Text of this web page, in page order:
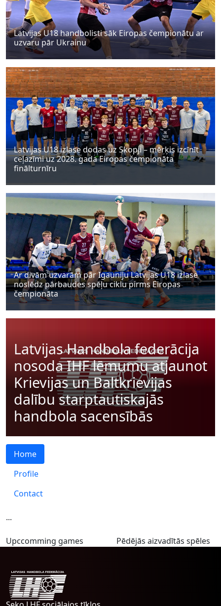
Latvijas U18 handbolisti sāk Eiropas čempionātu ar
uzvaru pār Ukrainu
Latvijas U18 izlase dodas uz Skopji – mērķis izcīnīt
ceļazīmi uz 2028. gada Eiropas čempionāta
finālturnīru
Ar divām uzvarām pār Igauniju Latvijas U18 izlase
noslēdz pārbaudes spēļu ciklu pirms Eiropas
čempionāta
Latvijas Handbola federācija
nosoda IHF lēmumu atjaunot
Krievijas un Baltkrievijas
dalību starptautiskajās
handbola sacensībās
Home
Profile
Contact
...
Upccomming games Pēdējās aizvadītās spēles